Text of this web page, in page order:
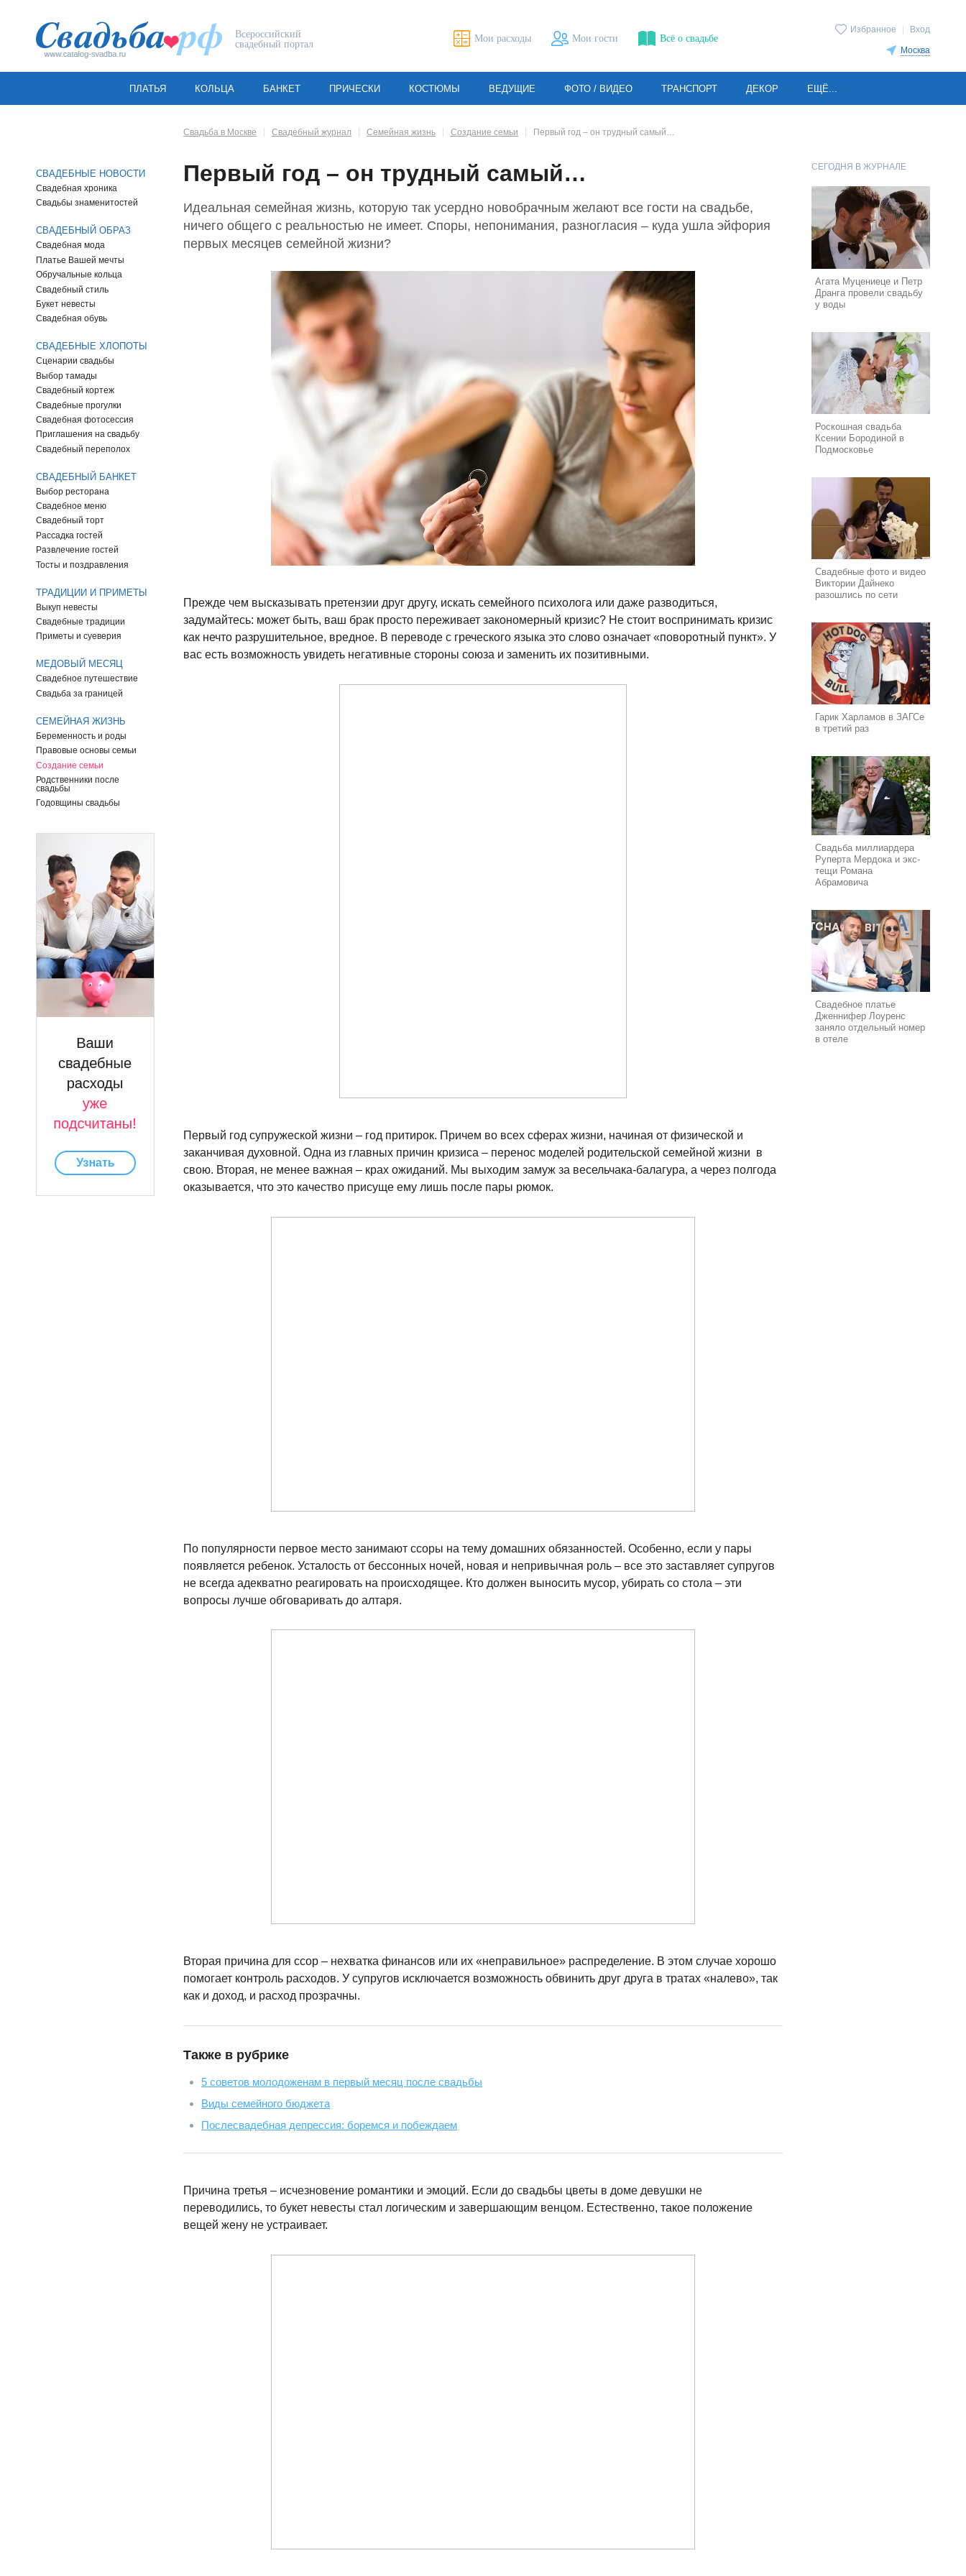
Всероссийский
свадебный портал
Избранное Вход
Москва
Мои расходы Мои гости Всё о свадьбе
ПЛАТЬЯ КОЛЬЦА БАНКЕТ ПРИЧЕСКИ КОСТЮМЫ ВЕДУЩИЕ ФОТО / ВИДЕО ТРАНСПОРТ ДЕКОР ЕЩЁ...
СВАДЕБНЫЕ НОВОСТИ
Свадебная хроника
Свадьбы знаменитостей
СВАДЕБНЫЙ ОБРАЗ
Свадебная мода
Платье Вашей мечты
Обручальные кольца
Свадебный стиль
Букет невесты
Свадебная обувь
СВАДЕБНЫЕ ХЛОПОТЫ
Сценарии свадьбы
Выбор тамады
Свадебный кортеж
Свадебные прогулки
Свадебная фотосессия
Приглашения на свадьбу
Свадебный переполох
СВАДЕБНЫЙ БАНКЕТ
Выбор ресторана
Свадебное меню
Свадебный торт
Рассадка гостей
Развлечение гостей
Тосты и поздравления
ТРАДИЦИИ И ПРИМЕТЫ
Выкуп невесты
Свадебные традиции
Приметы и суеверия
МЕДОВЫЙ МЕСЯЦ
Свадебное путешествие
Свадьба за границей
СЕМЕЙНАЯ ЖИЗНЬ
Беременность и роды
Правовые основы семьи
Создание семьи
Родственники после
свадьбы
Годовщины свадьбы
Свадьба в Москве Свадебный журнал Семейная жизнь Создание семьи Первый год – он трудный самый…
Первый год – он трудный самый…
Идеальная семейная жизнь, которую так усердно новобрачным желают все гости на свадьбе,
ничего общего с реальностью не имеет. Споры, непонимания, разногласия – куда ушла эйфория
первых месяцев семейной жизни?
Прежде чем высказывать претензии друг другу, искать семейного психолога или даже разводиться,
задумайтесь: может быть, ваш брак просто переживает закономерный кризис? Не стоит воспринимать кризис
как нечто разрушительное, вредное. В переводе с греческого языка это слово означает «поворотный пункт». У
вас есть возможность увидеть негативные стороны союза и заменить их позитивными.
Первый год супружеской жизни – год притирок. Причем во всех сферах жизни, начиная от физической и
заканчивая духовной. Одна из главных причин кризиса – перенос моделей родительской семейной жизни в
свою. Вторая, не менее важная – крах ожиданий. Мы выходим замуж за весельчака-балагура, а через полгода
оказывается, что это качество присуще ему лишь после пары рюмок.
По популярности первое место занимают ссоры на тему домашних обязанностей. Особенно, если у пары
появляется ребенок. Усталость от бессонных ночей, новая и непривычная роль – все это заставляет супругов
не всегда адекватно реагировать на происходящее. Кто должен выносить мусор, убирать со стола – эти
вопросы лучше обговаривать до алтаря.
Вторая причина для ссор – нехватка финансов или их «неправильное» распределение. В этом случае хорошо
помогает контроль расходов. У супругов исключается возможность обвинить друг друга в тратах «налево», так
как и доход, и расход прозрачны.
Также в рубрике
5 советов молодоженам в первый месяц после свадьбы
Виды семейного бюджета
Послесвадебная депрессия: боремся и побеждаем
Причина третья – исчезновение романтики и эмоций. Если до свадьбы цветы в доме девушки не
переводились, то букет невесты стал логическим и завершающим венцом. Естественно, такое положение
вещей жену не устраивает.
СЕГОДНЯ В ЖУРНАЛЕ
Агата Муцениеце и Петр
Дранга провели свадьбу
у воды
Роскошная свадьба
Ксении Бородиной в
Подмосковье
Свадебные фото и видео
Виктории Дайнеко
разошлись по сети
Гарик Харламов в ЗАГСе
в третий раз
Свадьба миллиардера
Руперта Мердока и экс-
тещи Романа
Абрамовича
Свадебное платье
Дженнифер Лоуренс
заняло отдельный номер
в отеле